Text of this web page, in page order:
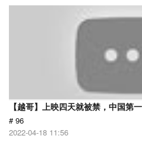
【越哥】上映四天就被禁，中国第
# 96
2022-04-18 11:56